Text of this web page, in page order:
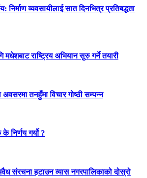
निर्माण व्यवसायीलाई सात दिनभित्र प्रतिबद्धता
मधेशबाट राष्ट्रिय अभियान सुरु गर्ने तयारी
तनहुँमा विचार गोष्ठी सम्पन्न
निर्णय गर्यो ?
संरचना हटाउन व्यास नगरपालिकाको दोस्रो